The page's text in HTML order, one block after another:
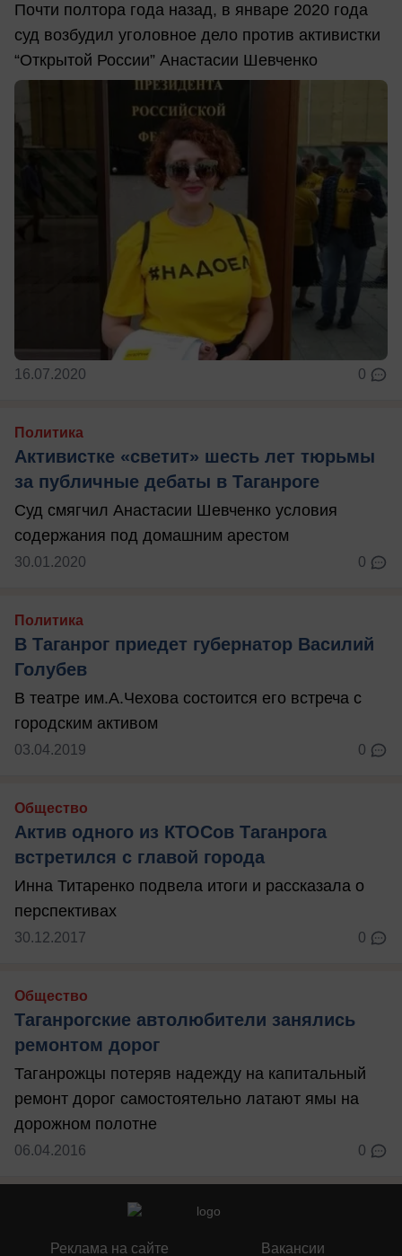
Почти полтора года назад, в январе 2020 года
суд возбудил уголовное дело против активистки
“Открытой России” Анастасии Шевченко
16.07.2020 0
Политика
Активистке «светит» шесть лет тюрьмы
за публичные дебаты в Таганроге
Суд смягчил Анастасии Шевченко условия
содержания под домашним арестом
30.01.2020 0
Политика
В Таганрог приедет губернатор Василий
Голубев
В театре им.А.Чехова состоится его встреча с
городским активом
03.04.2019 0
Общество
Актив одного из КТОСов Таганрога
встретился с главой города
Инна Титаренко подвела итоги и рассказала о
перспективах
30.12.2017 0
Общество
Таганрогские автолюбители занялись
ремонтом дорог
Таганрожцы потеряв надежду на капитальный
ремонт дорог самостоятельно латают ямы на
дорожном полотне
06.04.2016 0
Реклама на сайте Вакансии